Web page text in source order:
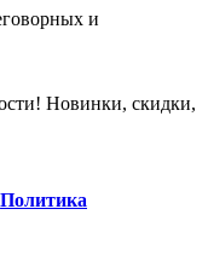
и
Новинки, скидки,
Политика